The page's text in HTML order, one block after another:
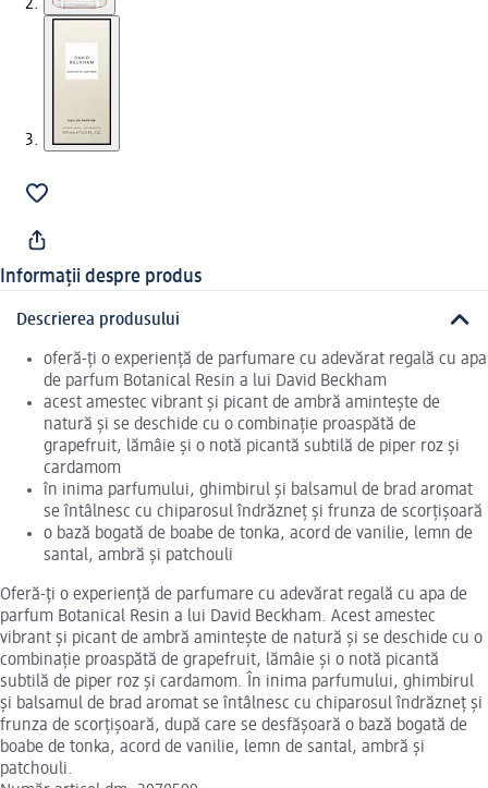
Informații despre produs
Descrierea produsului
oferă-ți o experiență de parfumare cu adevărat regală cu apa
de parfum Botanical Resin a lui David Beckham
acest amestec vibrant și picant de ambră amintește de
natură și se deschide cu o combinație proaspătă de
grapefruit, lămâie și o notă picantă subtilă de piper roz și
cardamom
în inima parfumului, ghimbirul și balsamul de brad aromat
se întâlnesc cu chiparosul îndrăzneț și frunza de scorțișoară
o bază bogată de boabe de tonka, acord de vanilie, lemn de
santal, ambră și patchouli
Oferă-ți o experiență de parfumare cu adevărat regală cu apa de
parfum Botanical Resin a lui David Beckham. Acest amestec
vibrant și picant de ambră amintește de natură și se deschide cu o
combinație proaspătă de grapefruit, lămâie și o notă picantă
subtilă de piper roz și cardamom. În inima parfumului, ghimbirul
și balsamul de brad aromat se întâlnesc cu chiparosul îndrăzneț și
frunza de scorțișoară, după care se desfășoară o bază bogată de
boabe de tonka, acord de vanilie, lemn de santal, ambră și
patchouli.